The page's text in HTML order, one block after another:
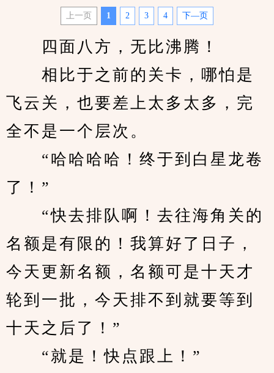
上一页 1 2 3 4 下—页
四面八方，无比沸腾！
相比于之前的关卡，哪怕是
飞云关，也要差上太多太多，完
全不是一个层次。
“哈哈哈哈！终于到白星龙卷
了！”
“快去排队啊！去往海角关的
名额是有限的！我算好了日子，
今天更新名额，名额可是十天才
轮到一批，今天排不到就要等到
十天之后了！”
“就是！快点跟上！”